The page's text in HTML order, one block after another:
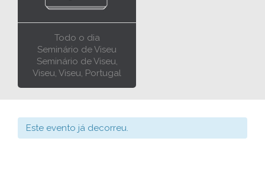
Todo o dia
Seminário de Viseu
Seminário de Viseu,
Viseu, Viseu, Portugal
Este evento já decorreu.